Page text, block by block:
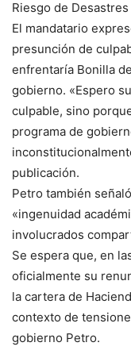
Riesgo de
El mandatario
presunción de
enfrentaría Bonilla
gobierno. «Espero
culpable, sino
programa de
publicación.
Petro también
«ingenuidad
involucrados
Se espera que, en
oficialmente su
la cartera de
contexto de
gobierno Petro.